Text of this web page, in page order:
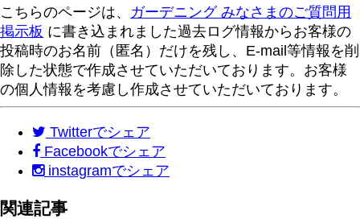
こちらのページは、 ガーデニング みなさまのご質問用
掲示板 に書き込まれました過去ログ情報からお客様の
投稿時のお名前（匿名）だけを残し、E-mail等情報を削
除した状態で作成させていただいております。お客様
の個人情報を考慮し作成させていただいております。
Twitterでシェア
Facebookでシェア
instagramでシェア
関連記事